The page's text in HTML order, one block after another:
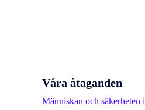
Våra åtaganden
Människan och säkerheten